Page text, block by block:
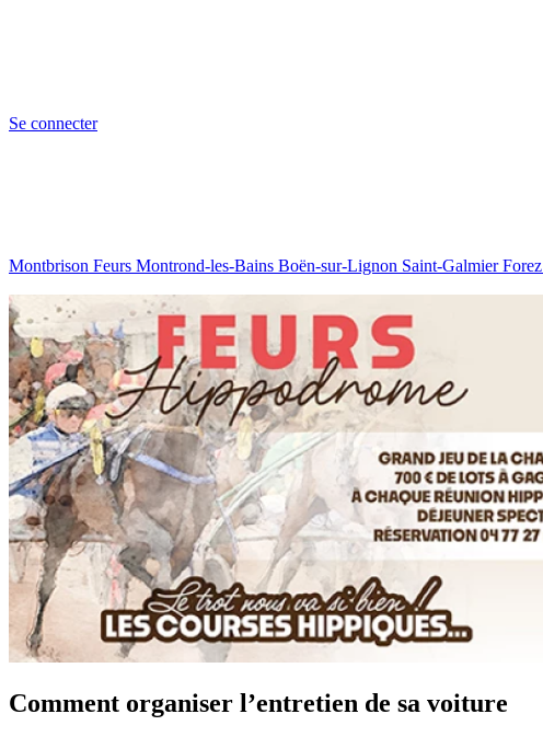
Se connecter
Montbrison Feurs Montrond-les-Bains Boën-sur-Lignon Saint-GalmierForez
Comment organiser l’entretien de sa voiture